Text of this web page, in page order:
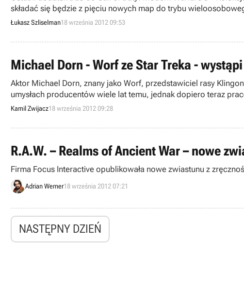
składać się będzie z pięciu nowych map do trybu
Łukasz Szliselman18 września 2012 09:53
Michael Dorn - Worf ze Star Treka -
Aktor Michael Dorn, znany jako Worf, przedstawiciel rasy
umysłach producentów wiele lat temu, jednak dopiero teraz
Kamil Zwijacz18 września 2012 09:28
R.A.W. – Realms of Ancient War – nowe
Firma Focus Interactive opublikowała nowe zwiastunu z
Adrian Werner18 września 2012 07:21
NASTĘPNY DZIEŃ